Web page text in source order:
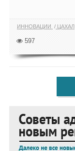
ИННОВАЦИИ ЦАХАЛ
597